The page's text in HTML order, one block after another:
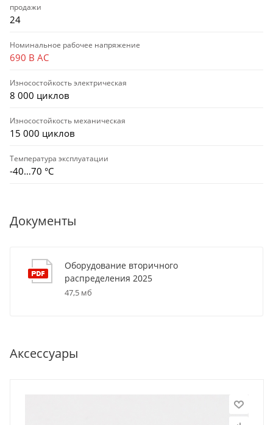
продажи
24
Номинальное рабочее напряжение
690 В AC
Износостойкость электрическая
8 000 циклов
Износостойкость механическая
15 000 циклов
Температура эксплуатации
-40…70 °C
Документы
Оборудование вторичного
распределения 2025
47,5 мб
Аксессуары